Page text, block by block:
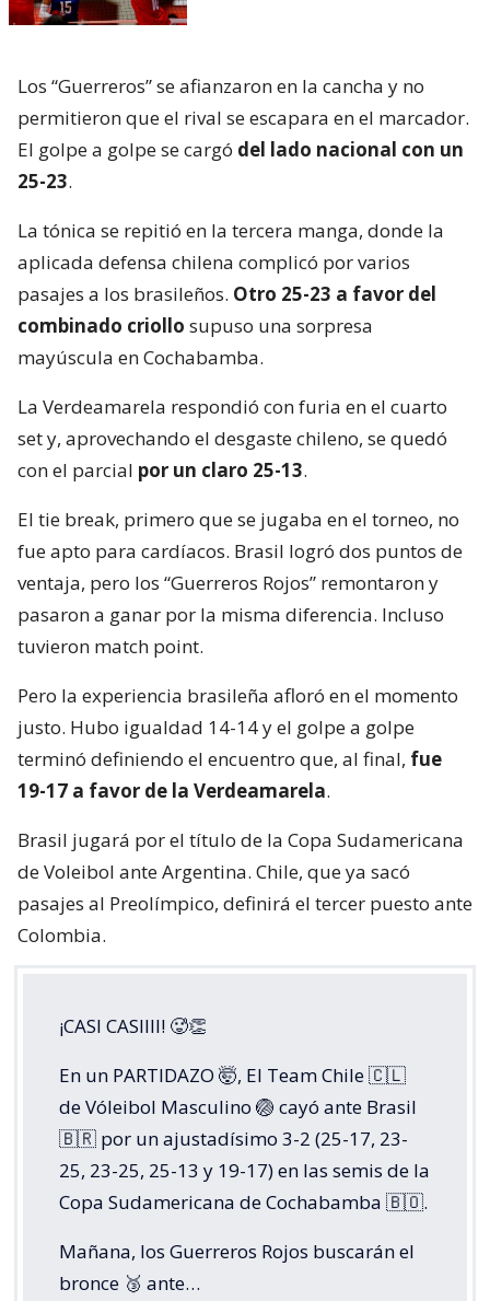
Los “Guerreros” se afianzaron en la cancha y no
permitieron que el rival se escapara en el marcador.
El golpe a golpe se cargó del lado nacional con un
25-23.
La tónica se repitió en la tercera manga, donde la
aplicada defensa chilena complicó por varios
pasajes a los brasileños. Otro 25-23 a favor del
combinado criollo supuso una sorpresa
mayúscula en Cochabamba.
La Verdeamarela respondió con furia en el cuarto
set y, aprovechando el desgaste chileno, se quedó
con el parcial por un claro 25-13.
El tie break, primero que se jugaba en el torneo, no
fue apto para cardíacos. Brasil logró dos puntos de
ventaja, pero los “Guerreros Rojos” remontaron y
pasaron a ganar por la misma diferencia. Incluso
tuvieron match point.
Pero la experiencia brasileña afloró en el momento
justo. Hubo igualdad 14-14 y el golpe a golpe
terminó definiendo el encuentro que, al final, fue
19-17 a favor de la Verdeamarela.
Brasil jugará por el título de la Copa Sudamericana
de Voleibol ante Argentina. Chile, que ya sacó
pasajes al Preolímpico, definirá el tercer puesto ante
Colombia.
¡CASI CASIIII! 🥵👏
En un PARTIDAZO 🤯, El Team Chile 🇨🇱
de Vóleibol Masculino 🏐 cayó ante Brasil
🇧🇷 por un ajustadísimo 3-2 (25-17, 23-
25, 23-25, 25-13 y 19-17) en las semis de la
Copa Sudamericana de Cochabamba 🇧🇴.
Mañana, los Guerreros Rojos buscarán el
bronce 🥉 ante…